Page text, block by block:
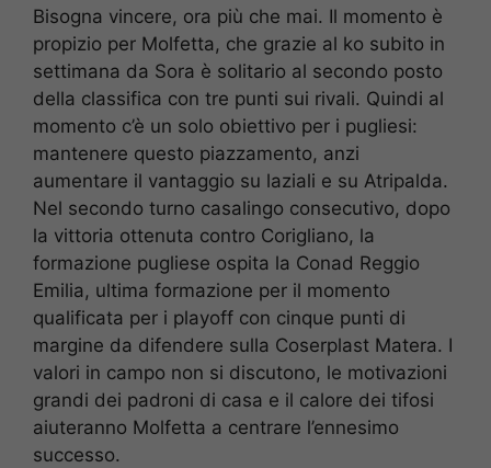
Bisogna vincere, ora più che mai. Il momento è
propizio per Molfetta, che grazie al ko subito in
settimana da Sora è solitario al secondo posto
della classifica con tre punti sui rivali. Quindi al
momento c’è un solo obiettivo per i pugliesi:
mantenere questo piazzamento, anzi
aumentare il vantaggio su laziali e su Atripalda.
Nel secondo turno casalingo consecutivo, dopo
la vittoria ottenuta contro Corigliano, la
formazione pugliese ospita la Conad Reggio
Emilia, ultima formazione per il momento
qualificata per i playoff con cinque punti di
margine da difendere sulla Coserplast Matera. I
valori in campo non si discutono, le motivazioni
grandi dei padroni di casa e il calore dei tifosi
aiuteranno Molfetta a centrare l’ennesimo
successo.